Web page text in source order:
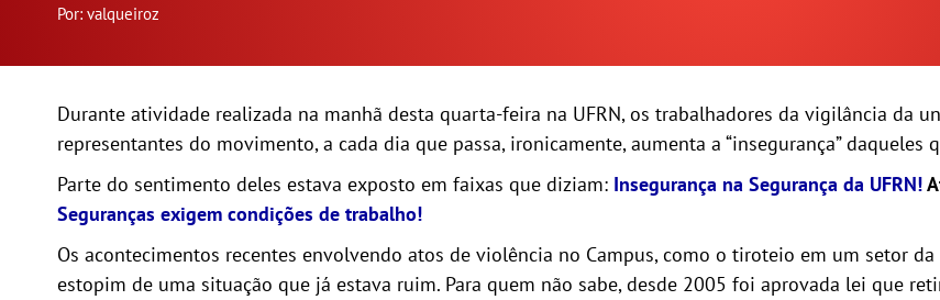
Por: valqueiroz
Durante atividade realizada na manhã desta quarta-feira na UFRN, os trabalhadores da vigilância da
representantes do movimento, a cada dia que passa, ironicamente, aumenta a “insegurança” daqueles
Parte do sentimento deles estava exposto em faixas que diziam: Insegurança na Segurança da UFRN!
Seguranças exigem condições de trabalho!
Os acontecimentos recentes envolvendo atos de violência no Campus, como o tiroteio em um setor
estopim de uma situação que já estava ruim. Para quem não sabe, desde 2005 foi aprovada lei que